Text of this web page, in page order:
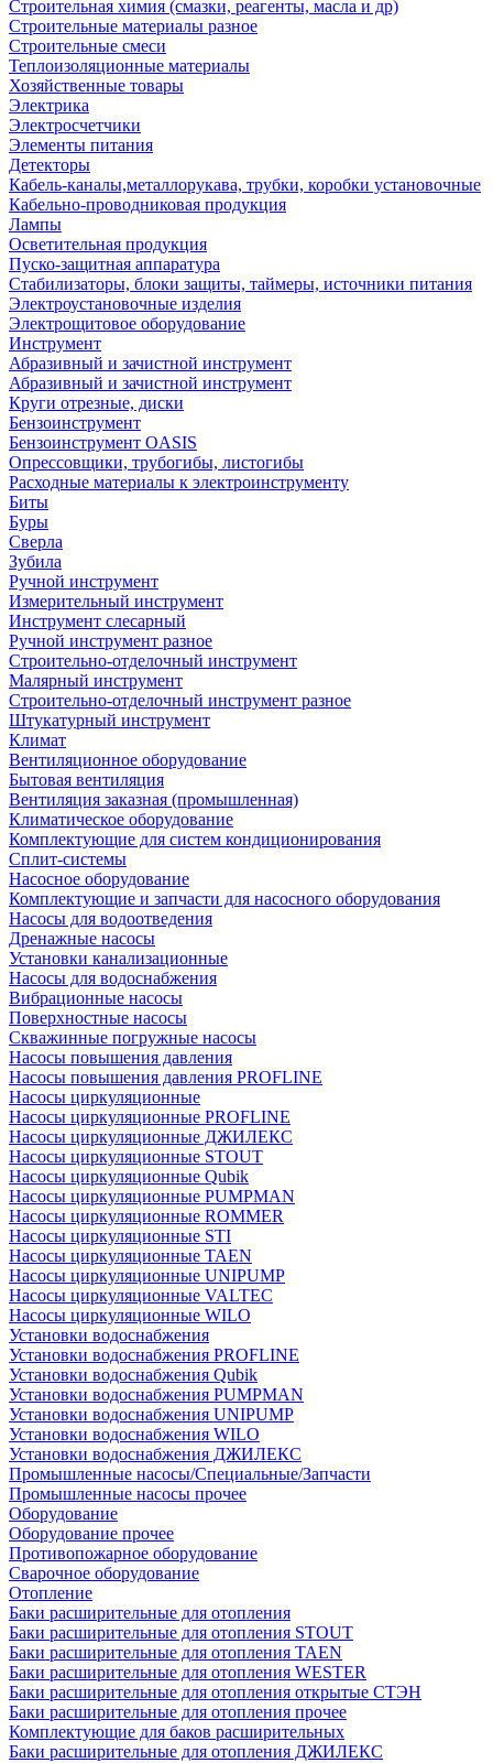
Строительная химия (смазки, реагенты, масла и др)
Строительные материалы разное
Строительные смеси
Теплоизоляционные материалы
Хозяйственные товары
Электрика
Электросчетчики
Элементы питания
Детекторы
Кабель-каналы,металлорукава, трубки, коробки установочные
Кабельно-проводниковая продукция
Лампы
Осветительная продукция
Пуско-защитная аппаратура
Стабилизаторы, блоки защиты, таймеры, источники питания
Электроустановочные изделия
Электрощитовое оборудование
Инструмент
Абразивный и зачистной инструмент
Абразивный и зачистной инструмент
Круги отрезные, диски
Бензоинструмент
Бензоинструмент OASIS
Опрессовщики, трубогибы, листогибы
Расходные материалы к электроинструменту
Биты
Буры
Сверла
Зубила
Ручной инструмент
Измерительный инструмент
Инструмент слесарный
Ручной инструмент разное
Строительно-отделочный инструмент
Малярный инструмент
Строительно-отделочный инструмент разное
Штукатурный инструмент
Климат
Вентиляционное оборудование
Бытовая вентиляция
Вентиляция заказная (промышленная)
Климатическое оборудование
Комплектующие для систем кондиционирования
Сплит-системы
Насосное оборудование
Комплектующие и запчасти для насосного оборудования
Насосы для водоотведения
Дренажные насосы
Установки канализационные
Насосы для водоснабжения
Вибрационные насосы
Поверхностные насосы
Скважинные погружные насосы
Насосы повышения давления
Насосы повышения давления PROFLINE
Насосы циркуляционные
Насосы циркуляционные PROFLINE
Насосы циркуляционные ДЖИЛЕКС
Насосы циркуляционные STOUT
Насосы циркуляционные Qubik
Насосы циркуляционные PUMPMAN
Насосы циркуляционные ROMMER
Насосы циркуляционные STI
Насосы циркуляционные TAEN
Насосы циркуляционные UNIPUMP
Насосы циркуляционные VALTEC
Насосы циркуляционные WILO
Установки водоснабжения
Установки водоснабжения PROFLINE
Установки водоснабжения Qubik
Установки водоснабжения PUMPMAN
Установки водоснабжения UNIPUMP
Установки водоснабжения WILO
Установки водоснабжения ДЖИЛЕКС
Промышленные насосы/Специальные/Запчасти
Промышленные насосы прочее
Оборудование
Оборудование прочее
Противопожарное оборудование
Сварочное оборудование
Отопление
Баки расширительные для отопления
Баки расширительные для отопления STOUT
Баки расширительные для отопления TAEN
Баки расширительные для отопления WESTER
Баки расширительные для отопления открытые СТЭН
Баки расширительные для отопления прочее
Комплектующие для баков расширительных
Баки расширительные для отопления ДЖИЛЕКС